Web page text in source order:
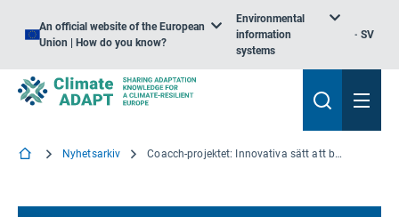
An official website of the European
Union | How do you know?
Environmental
information
systems
SV
Nyhetsarkiv Coacch-projektet: Innovativa sätt att bedöma risker och kostnader för klimatförändringar